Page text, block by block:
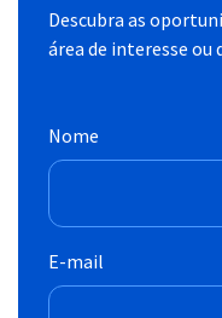
Descubra as
área de interesse ou
Nome
E-mail